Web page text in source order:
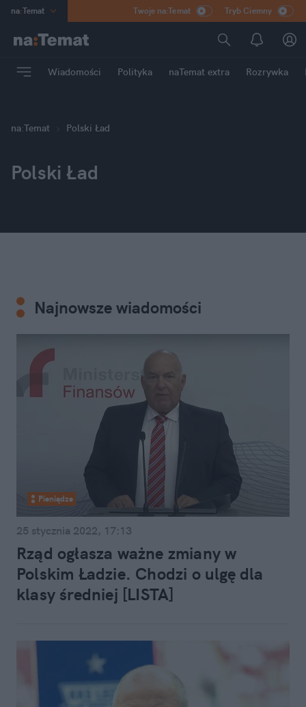
na:Temat
Poland
mama
Rozrywka
Twoje na:Temat Tryb Ciemny
Wiadomości Polityka naTemat extra Rozrywka
na:Temat Polski Ład
Polski Ład
Najnowsze wiadomości
Pieniądze
25 stycznia 2022, 17:13
Rząd ogłasza ważne zmiany w
Polskim Ładzie. Chodzi o ulgę dla
klasy średniej [LISTA]